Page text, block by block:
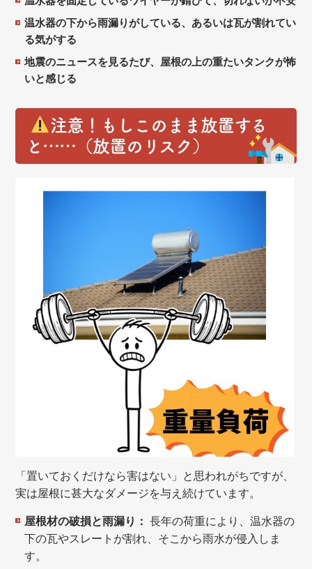
温水器の下から雨漏りがしている、あるいは瓦が割れてい
る気がする
地震のニュースを見るたび、屋根の上の重たいタンクが怖
いと感じる
注意！
もしこのまま放置する
と……（放置のリスク）
「置いておくだけなら害はない」と思われがちですが、
実は屋根に甚大なダメージを与え続けています。
屋根材の破損と雨漏り： 長年の荷重により、温水器の
下の瓦やスレートが割れ、そこから雨水が侵入しま
す。